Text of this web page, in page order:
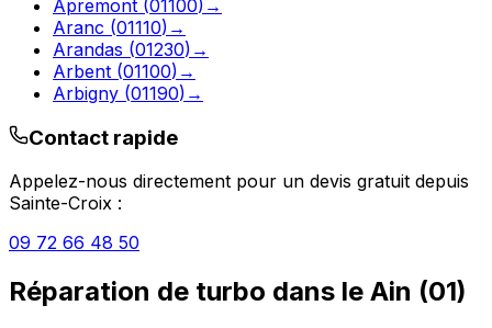
Apremont (01100) →
Aranc (01110) →
Arandas (01230) →
Arbent (01100) →
Arbigny (01190) →
Contact rapide
Appelez-nous directement pour un devis gratuit depuis
Sainte-Croix :
09 72 66 48 50
Réparation de turbo dans le Ain (01)